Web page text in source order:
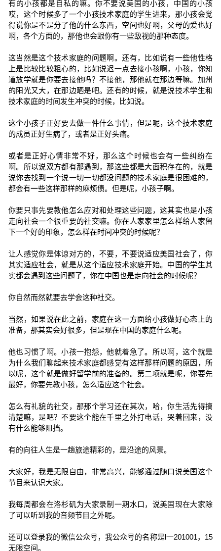
有的小孩都是自私的嘛。你不要说美国的小孩，中国的小孩
哎，这个时候多了一个小孩技术家庭的学生进来，那小孩会觉
得说你是不是分了他的什么东西，空间也好啊，父母的爱也好
啊，各个方面的，那他也会跟你有一些敌视的那种态度。
这当然是这个技术家庭的问题啊。还有，比如说有一些他性格
上是比较比较粗心的，比如说迟一点去接小孩啊，小孩，你知
道放学就是你要去接他吗？不接他，那他就在那边等嘛。加州
的阳光又大，在那边晒是吧。还有的时候，就是说技术学生和
技术家庭的时间发生冲突的时候，比如说。
这个小孩子正好要去做一件什么事情，但是呢，这个技术家庭
的成员正好生病了，或者是正好头痛。
或者是正好心情非常不好，那么这个时候也会有一些纠纷在
啊。所以说双方都有那遇到，那这些都是大面积存在的，就是
说你去找到一个说一切一切都没问题的技术家庭是很困难的，
都会有一些这样那样的麻烦债。但是呢，小孩子啊。
你要只事先要教他怎么应对和处理这些问题，这其实也是小孩
走向社会一个很重要的社交嘛。你在人家家里怎么样给人家留
下一个好的印象，怎么样在时间冲突的时候呢？
让人感觉你是体谅对方的，不要，不要说适应美国社会了，你
其实适应社会，就是从这个适应技术家庭开始。中国的学生其
实都会遇到这些问题了，你在中国也是走向社会的时候呢？
你自然而然就要去学会这种社交。
当然，如果说在此之前，家庭在这一方面给小孩做好心态上的
准备，那其实会好很多，但是现在中国的家庭什么呢。
他也习惯了啊。小孩一抱怨，他就着急了。所以啊，这个就是
为什么我们聊起来技术家庭都感觉有这样那样问题的原因，所
以呢，这个就是做好留学前的准备的。第二项就是呢，你要先
最好，你要先教小孩，怎么适应这个社会。
怎么有礼貌的社交，那那个学习还在其次，哈，你生活先得搞
清楚嘛，是吧？不要这个能在千里之外打电话，哭着回来，没
有什么能够阻挡。
有的向往人生是一趟旅途精彩的，是沿途的风景。
大家好，我是无限自由，非常高兴，能够通过随口说美国这个
节目来认识大家。
我每周都会在洛杉矶为大家录制一期水口，说美国现在大家除
了可以听到我的音频节目之外呢。
还可以登录我的微信公众号，我公众号的名称是l一201001，15
无限空间。